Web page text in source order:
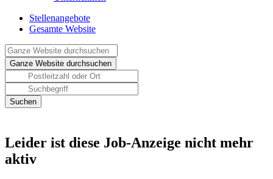
Stellenangebote
Gesamte Website
Leider ist diese Job-Anzeige nicht mehr
aktiv